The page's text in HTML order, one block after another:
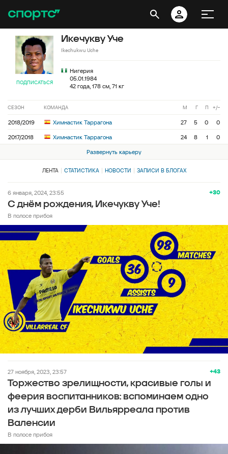
ПОДПИСАТЬСЯ
Икечукву Уче
Ikechukwu Uche
Нигерия
05.01.1984
42 года, 178 см, 71 кг
СЕЗОН КОМАНДА М Г П +/−
2018/2019 Химнастик Таррагона 27 5 0
0
2017/2018
Химнастик Таррагона 24 8 1
0
Развернуть карьеру
ЛЕНТА СТАТИСТИКА НОВОСТИ ЗАПИСИ В БЛОГАХ
+30
6 января, 2024, 23:55
С днём рождения, Икечукву Уче!
В полосе прибоя
+43
27 ноября, 2023, 23:57
Торжество зрелищности, красивые голы и
феерия воспитанников: вспоминаем одно
из лучших дерби Вильярреала против
Валенсии
В полосе прибоя